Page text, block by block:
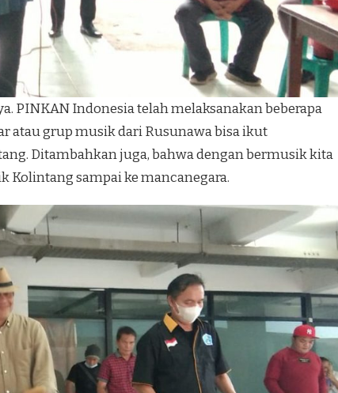
PINKAN Indonesia telah melaksanakan beberapa
atau grup musik dari Rusunawa bisa ikut
Ditambahkan juga, bahwa dengan bermusik kita
sampai ke mancanegara.